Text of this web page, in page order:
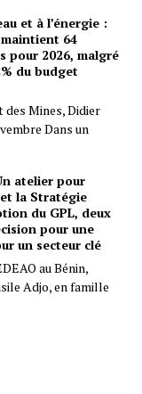
et à l’énergie :
64
pour 2026, malgré
du budget
des Mines, Didier
Dans un
atelier pour
la Stratégie
du GPL, deux
pour une
un secteur clé
au Bénin,
Adjo, en famille